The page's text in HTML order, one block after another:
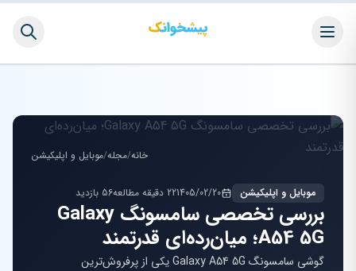
خانه/مجله/موبایل و اپلیکیشن
موبایل و اپلیکیشن 1405/02/2022 دقیقه مطالعه 56 بازدید
بررسی تخصصی سامسونگ Galaxy
A54 5G؛ میان‌رده‌ای قدرتمند
گوشی سامسونگ Galaxy A54 5G یکی از پرفروش‌ترین